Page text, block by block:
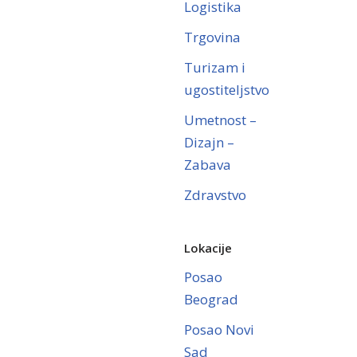
Logistika
Trgovina
Turizam i
ugostiteljstvo
Umetnost –
Dizajn –
Zabava
Zdravstvo
Lokacije
Posao
Beograd
Posao Novi
Sad